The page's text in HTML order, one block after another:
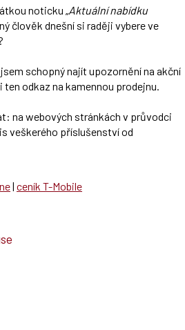
noticku „Aktuální nabídku
člověk dnešní si raději vybere ve
schopný najít upozornění na akční
odkaz na kamennou prodejnu.
na webových stránkách v průvodci
veškerého příslušenství od
| ceník T-Mobile